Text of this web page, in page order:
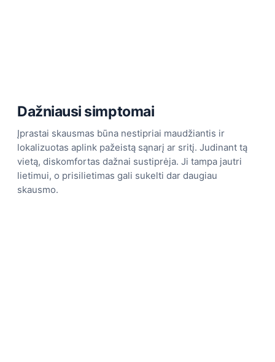
Dažniausi simptomai
Įprastai skausmas būna nestipriai maudžiantis ir
lokalizuotas aplink pažeistą sąnarį ar sritį. Judinant tą
vietą, diskomfortas dažnai sustiprėja. Ji tampa jautri
lietimui, o prisilietimas gali sukelti dar daugiau
skausmo.